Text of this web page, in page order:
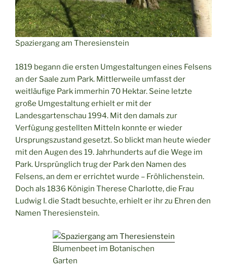
Spaziergang am Theresienstein
1819 begann die ersten Umgestaltungen eines Felsens
an der Saale zum Park. Mittlerweile umfasst der
weitläufige Park immerhin 70 Hektar. Seine letzte
große Umgestaltung erhielt er mit der
Landesgartenschau 1994. Mit den damals zur
Verfügung gestellten Mitteln konnte er wieder
Ursprungszustand gesetzt. So blickt man heute wieder
mit den Augen des 19. Jahrhunderts auf die Wege im
Park. Ursprünglich trug der Park den Namen des
Felsens, an dem er errichtet wurde – Fröhlichenstein.
Doch als 1836 Königin Therese Charlotte, die Frau
Ludwig I. die Stadt besuchte, erhielt er ihr zu Ehren den
Namen Theresienstein.
Blumenbeet im Botanischen
Garten